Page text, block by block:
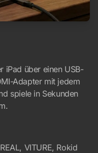
iPad über einen USB-
Adapter mit jedem
spiele in Sekunden
VITURE, Rokid